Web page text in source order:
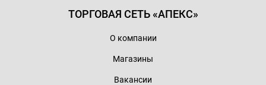
ТОРГОВАЯ СЕТЬ «АПЕКС»
О компании
Магазины
Вакансии